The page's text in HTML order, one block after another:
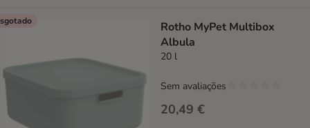
Rotho MyPet Multibox
Albula
20 l
20,49 €
Sem avaliações